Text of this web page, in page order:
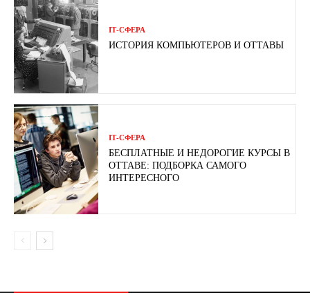
ІТ-СФЕРА
ИСТОРИЯ КОМПЬЮТЕРОВ И ОТТАВЫ
ІТ-СФЕРА
БЕСПЛАТНЫЕ И НЕДОРОГИЕ КУРСЫ В
ОТТАВЕ: ПОДБОРКА САМОГО
ИНТЕРЕСНОГО